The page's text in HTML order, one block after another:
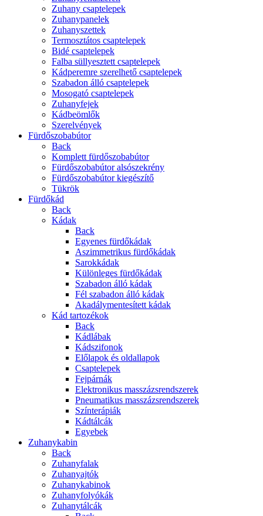
Zuhany csaptelepek
Zuhanypanelek
Zuhanyszettek
Termosztátos csaptelepek
Bidé csaptelepek
Falba süllyesztett csaptelepek
Kádperemre szerelhető csaptelepek
Szabadon álló csaptelepek
Mosogató csaptelepek
Zuhanyfejek
Kádbeömlők
Szerelvények
Fürdőszobabútor
Back
Komplett fürdőszobabútor
Fürdőszobabútor alsószekrény
Fürdőszobabútor kiegészítő
Tükrök
Fürdőkád
Back
Kádak
Back
Egyenes fürdőkádak
Aszimmetrikus fürdőkádak
Sarokkádak
Különleges fürdőkádak
Szabadon álló kádak
Fél szabadon álló kádak
Akadálymentesített kádak
Kád tartozékok
Back
Kádlábak
Kádszifonok
Előlapok és oldallapok
Csaptelepek
Fejpárnák
Elektronikus masszázsrendszerek
Pneumatikus masszázsrendszerek
Színterápiák
Kádtálcák
Egyebek
Zuhanykabin
Back
Zuhanyfalak
Zuhanyajtók
Zuhanykabinok
Zuhanyfolyókák
Zuhanytálcák